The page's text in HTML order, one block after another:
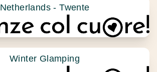
Netherlands - Twente
Winter Glamping